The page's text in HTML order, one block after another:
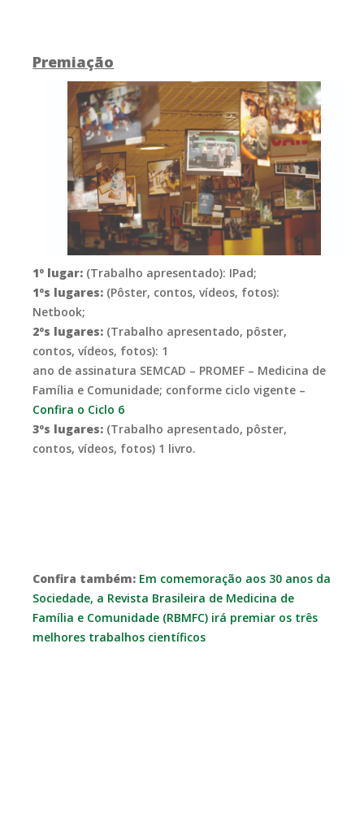
Premiação
1º lugar: (Trabalho apresentado): IPad;
1ºs lugares: (Pôster, contos, vídeos, fotos):
Netbook;
2ºs lugares: (Trabalho apresentado, pôster,
contos, vídeos, fotos): 1
ano de assinatura SEMCAD – PROMEF – Medicina de
Família e Comunidade; conforme ciclo vigente –
Confira o Ciclo 6
3ºs lugares: (Trabalho apresentado, pôster,
contos, vídeos, fotos) 1 livro.
Confira também: Em comemoração aos 30 anos da
Sociedade, a Revista Brasileira de Medicina de
Família e Comunidade (RBMFC) irá premiar os três
melhores trabalhos científicos